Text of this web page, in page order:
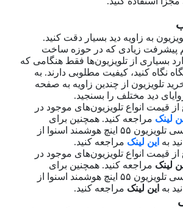
به زاویه دید بسیار دقت کنید.
پیشرفت زیادی که در حوزه ساخت
بسیاری از تلویزیون‌ها فقط هنگامی که
نگاه کنید، کیفیت مطلوبی دارند. به
تلویزیون از چندین زاویه به صفحه
دید مختلف را بسنجید.
قیمت انواع تلویزیون‌های موجود در
لینک مراجعه کنید. همچنین برای
مشاهده نقد و بررسی تلویزیون ۵۵ اینچ هوشمند اسنوا از
این لینک مراجعه کنید.
قیمت انواع تلویزیون‌های موجود در
لینک مراجعه کنید. همچنین برای
مشاهده نقد و بررسی تلویزیون ۵۵ اینچ هوشمند اسنوا از
این لینک مراجعه کنید.